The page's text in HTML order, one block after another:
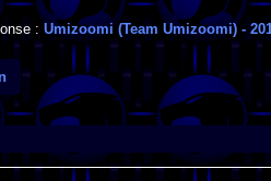
:Umizoomi (Team Umizoomi)-